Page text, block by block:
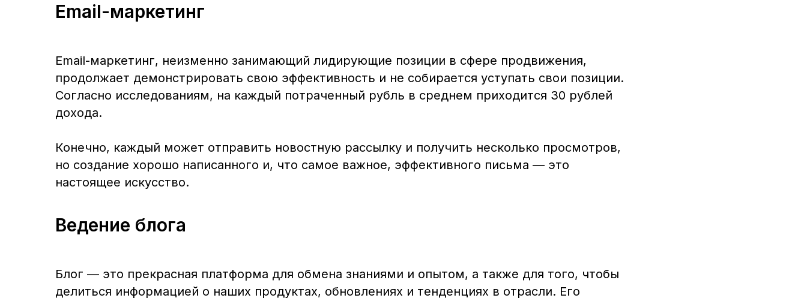
Email-маркетинг
Email-маркетинг, неизменно занимающий лидирующие позиции в сфере продвижения,
продолжает демонстрировать свою эффективность и не собирается уступать свои позиции.
Согласно исследованиям, на каждый потраченный рубль в среднем приходится 30 рублей
дохода.
Конечно, каждый может отправить новостную рассылку и получить несколько просмотров,
но создание хорошо написанного и, что самое важное, эффективного письма — это
настоящее искусство.
Ведение блога
Блог — это прекрасная платформа для обмена знаниями и опытом, а также для того, чтобы
делиться информацией о наших продуктах, обновлениях и тенденциях в отрасли. Его